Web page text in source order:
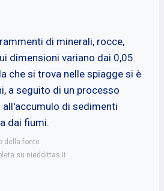
di minerali, rocce,
dimensioni variano dai 0,05
che si trova nelle spiagge si è
a seguito di un processo
di sedimenti
dai fiumi.
della fonte
su nieddittas.it